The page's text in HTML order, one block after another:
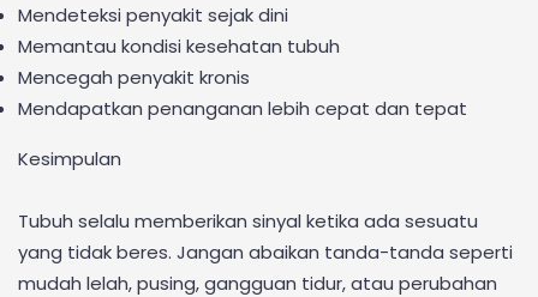
Mendeteksi penyakit sejak dini
Memantau kondisi kesehatan tubuh
Mencegah penyakit kronis
Mendapatkan penanganan lebih cepat dan tepat
Kesimpulan
Tubuh selalu memberikan sinyal ketika ada sesuatu
yang tidak beres. Jangan abaikan tanda-tanda seperti
mudah lelah, pusing, gangguan tidur, atau perubahan